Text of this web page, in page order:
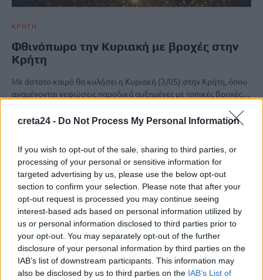
creta24 - Do Not Process My Personal Information
If you wish to opt-out of the sale, sharing to third parties, or
processing of your personal or sensitive information for
targeted advertising by us, please use the below opt-out
section to confirm your selection. Please note that after your
opt-out request is processed you may continue seeing
interest-based ads based on personal information utilized by
us or personal information disclosed to third parties prior to
your opt-out. You may separately opt-out of the further
disclosure of your personal information by third parties on the
IAB’s list of downstream participants. This information may
also be disclosed by us to third parties on the IAB’s List of
ΚΡΗΤΗ
Φθινόπωρο την Κυριακή με βροχές στην
Κρήτη
Με άστατο καιρό θα κυλήσει η Κυριακή (3/05) στην Κρήτη, όπου
αναμένονται νεφώσεις παροδικά αυξημένες με τοπικές βροχές…